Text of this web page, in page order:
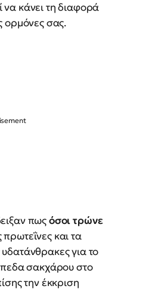
να κάνει τη διαφορά
ορμόνες σας.
πωςόσοι τρώνε
πρωτεΐνες και τα
για το
σακχάρου στο
την έκκριση